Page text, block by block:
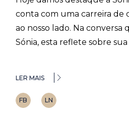
conta com uma carreira de
ao nosso lado. Na conversa
Sónia, esta reflete sobre
LER MAIS
FB LN